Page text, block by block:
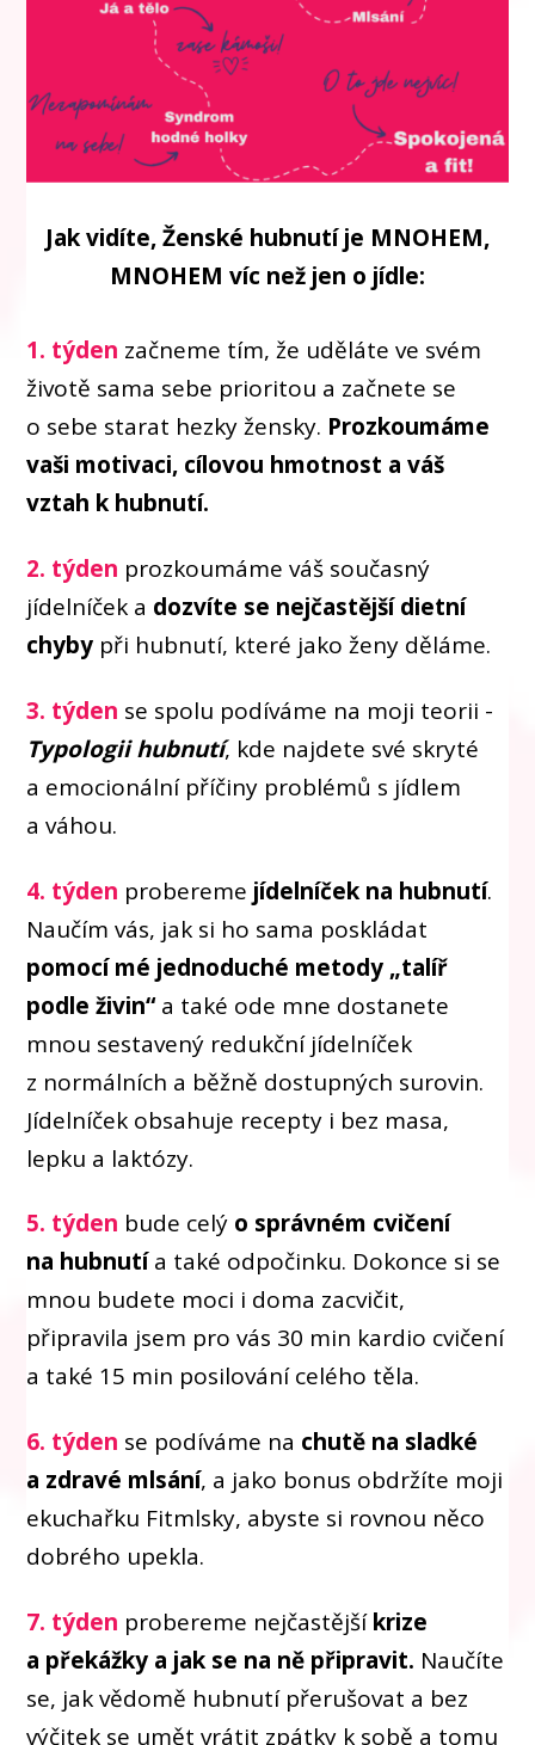
Jak vidíte, Ženské hubnutí je MNOHEM,
MNOHEM víc než jen o jídle:
1. týden začneme tím, že uděláte ve svém
životě sama sebe prioritou a začnete se
o sebe starat hezky žensky. Prozkoumáme
vaši motivaci, cílovou hmotnost a váš
vztah k hubnutí.
2. týden prozkoumáme váš současný
jídelníček a dozvíte se nejčastější dietní
chyby při hubnutí, které jako ženy děláme.
3. týden se spolu podíváme na moji teorii -
Typologii hubnutí, kde najdete své skryté
a emocionální příčiny problémů s jídlem
a váhou.
4. týden probereme jídelníček na hubnutí.
Naučím vás, jak si ho sama poskládat
pomocí mé jednoduché metody „talíř
podle živin“a také ode mne dostanete
mnou sestavený redukční jídelníček
z normálních a běžně dostupných surovin.
Jídelníček obsahuje recepty i bez masa,
lepku a laktózy.
5. týden bude celý o správném cvičení
na hubnutía také odpočinku. Dokonce si se
mnou budete moci i doma zacvičit,
připravila jsem pro vás 30 min kardio cvičení
a také 15 min posilování celého těla.
6. týden se podíváme na chutě na sladké
a zdravé mlsání, a jako bonus obdržíte moji
ekuchařku Fitmlsky, abyste si rovnou něco
dobrého upekla.
7. týden probereme nejčastějšíkrize
a překážky a jak se na ně připravit. Naučíte
se, jak vědomě hubnutí přerušovat a bez
výčitek se umět vrátit zpátky k sobě a tomu